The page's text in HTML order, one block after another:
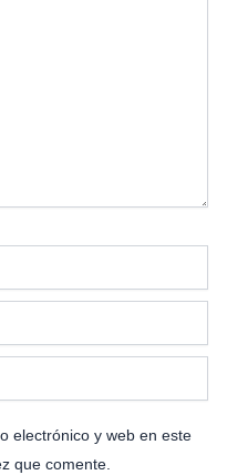
electrónico y web en este
que comente.